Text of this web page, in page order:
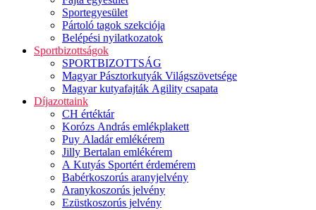
Sportegyesület
Pártoló tagok szekciója
Belépési nyilatkozatok
Sportbizottságok
SPORTBIZOTTSÁG
Magyar Pásztorkutyák Világszövetsége
Magyar kutyafajták Agility csapata
Díjazottaink
CH értéktár
Korózs András emlékplakett
Puy Aladár emlékérem
Jilly Bertalan emlékérem
A Kutyás Sportért érdemérem
Babérkoszorús aranyjelvény
Aranykoszorús jelvény
Ezüstkoszorús jelvény